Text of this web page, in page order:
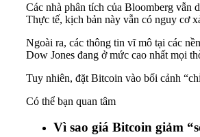
Các nhà phân tích của Bloomberg vẫn
Thực tế, kịch bản này vẫn có nguy cơ
Ngoài ra, các thông tin vĩ mô tại các
Dow Jones đang ở mức cao nhất mọi
Tuy nhiên, đặt Bitcoin vào bối cảnh
Có thể bạn quan tâm
Vì sao giá Bitcoin giảm